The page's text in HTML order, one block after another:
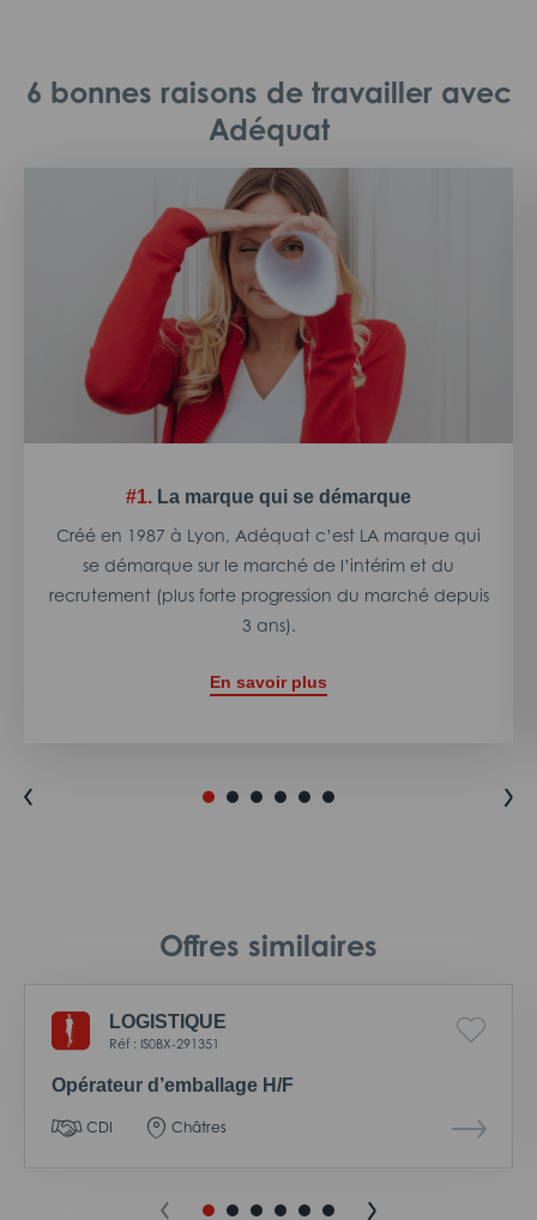
6 bonnes raisons de travailler avec
Adéquat
#1. La marque qui se démarque
Créé en 1987 à Lyon, Adéquat c’est LA marque qui
se démarque sur le marché de l’intérim et du
recrutement (plus forte progression du marché depuis
3 ans).
En savoir plus
Offres similaires
LOGISTIQUE
Réf : IS0BX-291351
Opérateur d’emballage H/F
CDI Châtres